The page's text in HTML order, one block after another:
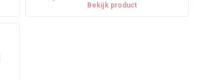
Bekijk product